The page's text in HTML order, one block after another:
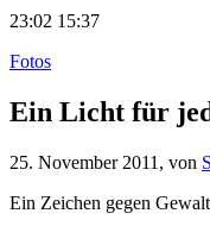
23:02 15:37
Fotos
Ein Licht für
25. November 2011 , von
Ein Zeichen gegen